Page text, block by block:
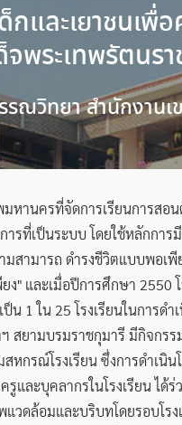
กและเยาชน
จพระเทพรัตนร
รณวิทยา สำนักงาน
พมหานครที่จัดการเรียนกา
ารที่เป็นระบบ โดยใช้หลักก
ามารถ ดำรงชีวิตแบบพอเ
" และเมื่อปีการศึกษา 2550
1 ใน 25 โรงเรียนในการด
ยามบรมราชกุมารี มีกิจกร
กรณ์โรงเรียน ซึ่งการดำเนิ
ละบุคลากรในโรงเรียน ได้
ล้อมและบริบทโดยรอบโรง